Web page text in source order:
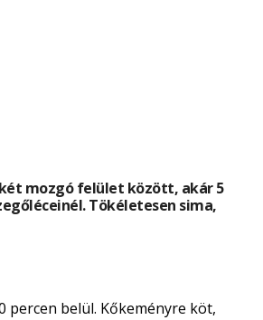
mozgó felület között, akár 5
Tökéletesen sima,
percen belül. Kőkeményre köt,